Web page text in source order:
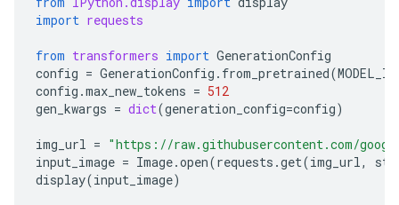
import requests
from transformers import GenerationConfig
config = GenerationConfig . from_pretrained(MODEL_ID
config .max_new_tokens = 512
gen_kwargs = dict(generation_config=config)
img_url = "https://raw.githubusercontent.com/
input_image = Image.open(requests .get(img_url,
display(input_image)